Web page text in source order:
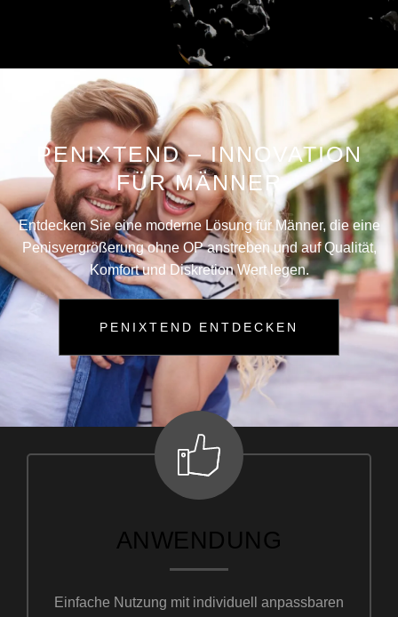
PENIXTEND – INNOVATION
FÜR MÄNNER
Entdecken Sie eine moderne Lösung für Männer, die eine
Penisvergrößerung ohne OP anstreben und auf Qualität,
Komfort und Diskretion Wert legen.
PENIXTEND ENTDECKEN
ANWENDUNG
Einfache Nutzung mit individuell anpassbaren